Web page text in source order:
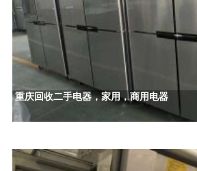
重庆回收二手电器，家用，商用电器